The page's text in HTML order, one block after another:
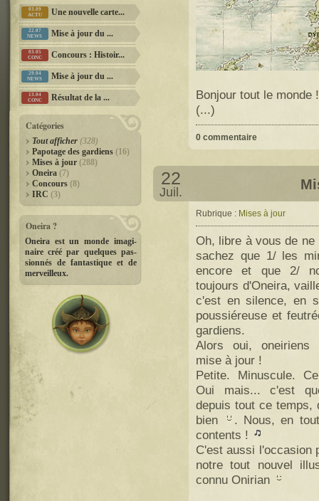
03.09
ACTU
Une nouvelle carte...
22.07
NEWS
Mise à jour du ...
03.05
CONC
Concours : Histoir...
29.04
NEWS
Mise à jour du ...
13.04
CONC
Résultat de la ...
Catégories
Tout afficher (328)
Papotage des gardiens (16)
Mises à jour (288)
Oneira (7)
Concours (8)
IRC (3)
Oneira ?
Oneira est un monde imagi­-
naire créé par quelques pas­
sionnés de fantastique et de
merveilleux.
Bonjour tout le monde !
(...)
0 commentaire
22
Juil.
Rubrique : Mises à jour
Oh, libre à vous de
sachez que 1/ les
encore et que 2/
toujours d'Oneira,
c'est en silence, en
poussiéreuse et
gardiens.
Alors oui, oneiriens
mise à jour !
Petite. Minuscule.
Oui mais... c'est
depuis tout ce temps,
bien
. Nous, en
contents !
C'est aussi l'occasion
notre tout nouvel
connu Onirian